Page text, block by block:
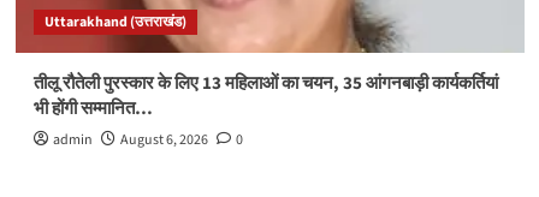
Uttarakhand (उत्तराखंड)
तीलू रौतेली पुरस्कार के लिए 13 महिलाओं का चयन, 35 आंगनबाड़ी कार्यकर्तियां
भी होंगी सम्मानित…
admin August 6, 2026 0